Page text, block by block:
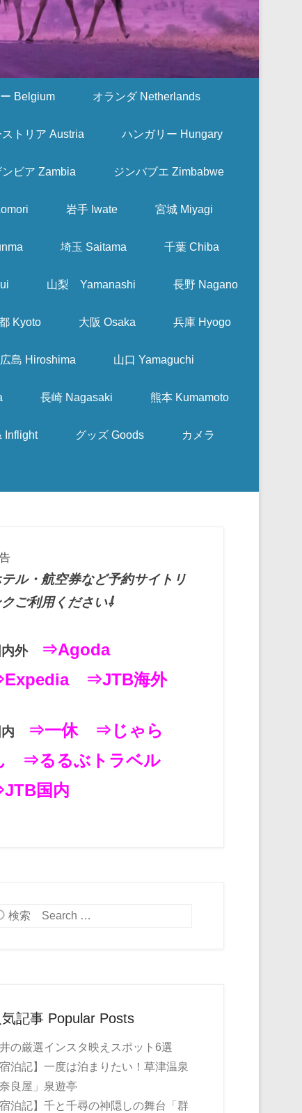
Belgium オランダ Netherlands
ストリア Austria ハンガリー Hungary
ンビア Zambia ジンバブエ Zimbabwe
岩手 Iwate 宮城 Miyagi
埼玉 Saitama 千葉 Chiba
山梨 Yamanashi 長野 Nagano
Kyoto 大阪 Osaka 兵庫 Hyogo
広島 Hiroshima 山口 Yamaguchi
長崎 Nagasaki 熊本 Kumamoto
Inflight グッズ Goods カメラ
ル・航空券など予約サイトリ
ご利用ください⇩
内外
⇒Agoda
⇒JTB海外
内 ⇒一休
⇒じゃら
⇒るるぶトラベル
国内
索
気記事 Popular Posts
の厳選インスタ映えスポット6選
宿泊記】一度は泊まりたい！草津温泉
奈良屋」泉遊亭
宿泊記】千と千尋の神隠しの舞台「群